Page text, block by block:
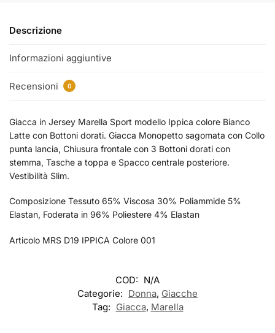
Descrizione
Informazioni aggiuntive
Recensioni 0
Giacca in Jersey Marella Sport modello Ippica colore Bianco
Latte con Bottoni dorati. Giacca Monopetto sagomata con Collo
punta lancia, Chiusura frontale con 3 Bottoni dorati con
stemma, Tasche a toppa e Spacco centrale posteriore.
Vestibilità Slim.
Composizione Tessuto 65% Viscosa 30% Poliammide 5%
Elastan, Foderata in 96% Poliestere 4% Elastan
Articolo MRS D19 IPPICA Colore 001
COD: N/A
Categorie: Donna, Giacche
Tag: Giacca, Marella